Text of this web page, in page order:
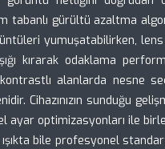
tabanlı gürültü azaltma
yumuşatabilirken,
kırarak odaklama
alanlarda nesne
Cihazınızın sunduğu
ayar optimizasyonları ile
bile profesyonel